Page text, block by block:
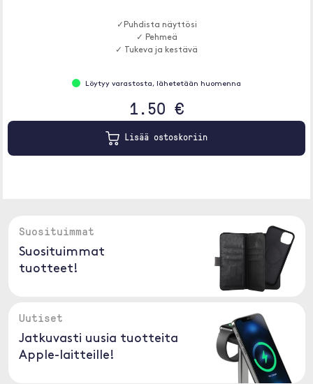
✓Puhdista näyttösi
✓ Pehmeä
✓ Tukeva ja kestävä
Löytyy varastosta, lähetetään huomenna
1.50 €
Lisää ostoskoriin
Suosituimmat
Suosituimmat
tuotteet!
Uutiset
Jatkuvasti uusia tuotteita
Apple-laitteille!